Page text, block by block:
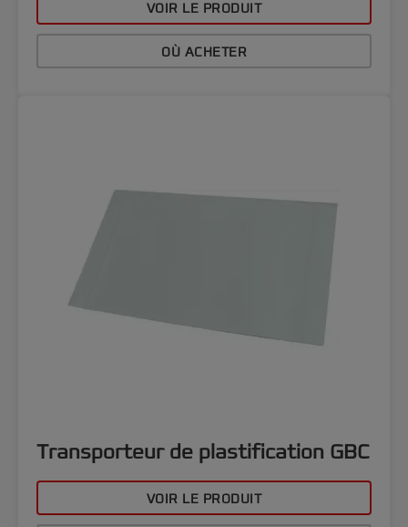
VOIR LE PRODUIT
OÙ ACHETER
Transporteur de plastification GBC
VOIR LE PRODUIT